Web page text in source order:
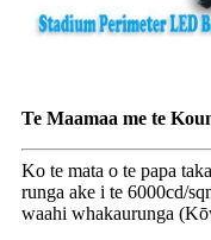
Te Maamaa me te
Ko te mata o te papa
runga ake i te 6000cd/
waahi whakaurunga